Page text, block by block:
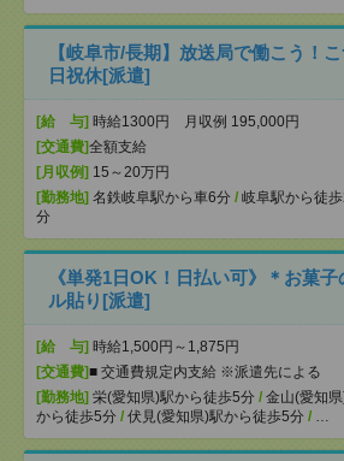
【岐阜市/長期】放送局で働こう！
日祝休[派遣]
[給 与] 時給1300円 月収例 195,000円
[交通費]全額支給
[月収例] 15～20万円
[勤務地] 名鉄岐阜駅から車6分 / 岐阜駅から徒
分
《単発1日OK！日払い可》＊お菓
ル貼り[派遣]
[給 与] 時給1,500円～1,875円
[交通費]■ 交通費規定内支給 ※派遣先による
[勤務地] 栄(愛知県)駅から徒歩5分 / 金山(愛知
から徒歩5分 / 伏見(愛知県)駅から徒歩5分 / …